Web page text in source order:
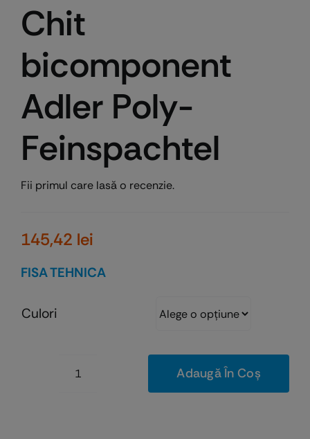
Chit
bicomponent
Adler Poly-
Feinspachtel
Fii primul care lasă o recenzie.
145,42 lei
FISA TEHNICA
Culori
Cantitate
Adaugă În Coș